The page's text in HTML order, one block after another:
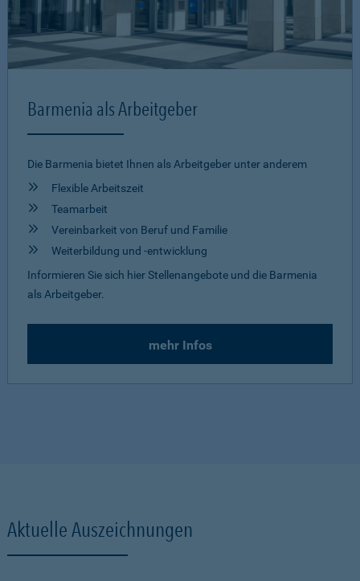
Barmenia als Arbeitgeber
Die Barmenia bietet Ihnen als Arbeitgeber unter anderem
Flexible Arbeitszeit
Teamarbeit
Vereinbarkeit von Beruf und Familie
Weiterbildung und -entwicklung
Informieren Sie sich hier Stellenangebote und die Barmenia
als Arbeitgeber.
mehr Infos
Aktuelle Auszeichnungen